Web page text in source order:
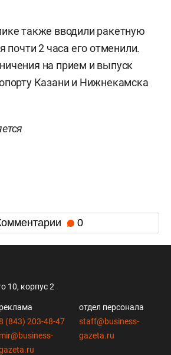
также вводили ракетную
почти 2 часа его отменили.
на прием и выпуск
Казани и Нижнекамска
0
10, корпус 2
реклама
(843) 203-48-47
mir@business-
отдел персонала
staff@business-
gazeta.ru